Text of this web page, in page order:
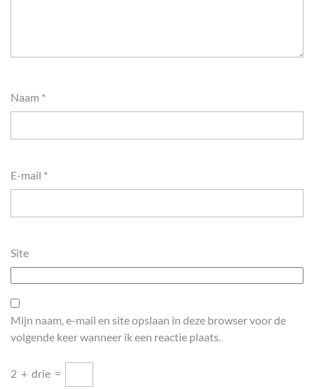
Naam *
E-mail *
Site
Mijn naam, e-mail en site opslaan in deze browser voor de
volgende keer wanneer ik een reactie plaats.
2 + drie =